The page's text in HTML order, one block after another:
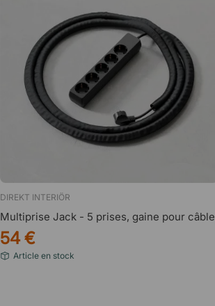
DIREKT INTERIÖR
Multiprise Jack - 5 prises, gaine pour câble
54 €
Article en stock